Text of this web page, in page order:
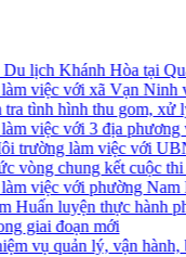
lịch Khánh Hòa tại
việc với xã Vạn Ninh
tình hình thu gom, xử lý
việc với 3 địa phương
trường làm việc với
chung kết cuộc thi
việc với phường Nam
luyện thực hành
giai đoạn mới
vụ quản lý, vận hành,